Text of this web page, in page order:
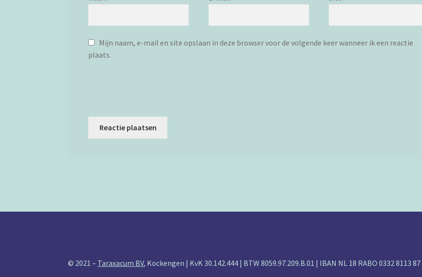
Mijn naam, e-mail en site opslaan in deze browser voor de volgende keer wanneer ik een reactie
plaats.
© 2021 – Taraxacum BV, Kockengen | KvK 30.142.444 | BTW 8059.97.209.B.01 | IBAN NL 18 RABO 0332 8113 87